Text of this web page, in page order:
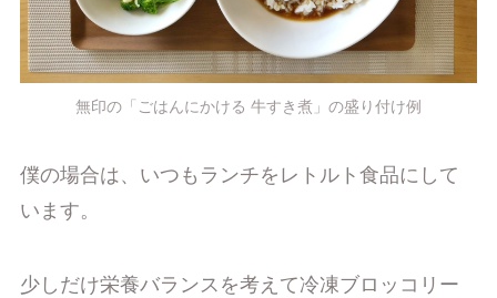
無印の「ごはんにかける 牛すき煮」の盛り付け例
僕の場合は、いつもランチをレトルト食品にして
います。
少しだけ栄養バランスを考えて冷凍ブロッコリー